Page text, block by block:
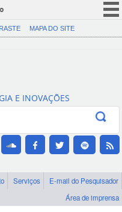
CORONAVÍRUS (COVID-19)
Canais
MAPA DO SITE
E INOVAÇÕES
Serviços
E-mail do Pesquisador
Área de imprensa